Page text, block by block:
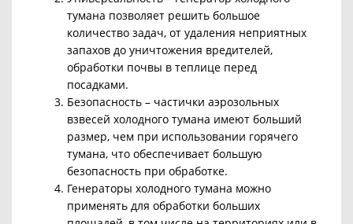
тумана позволяет решить большое
количество задач, от удаления неприятных
запахов до уничтожения вредителей,
обработки почвы в теплице перед
посадками.
Безопасность – частички аэрозольных
взвесей холодного тумана имеют больший
размер, чем при использовании горячего
тумана, что обеспечивает большую
безопасность при обработке.
Генераторы холодного тумана можно
применять для обработки больших